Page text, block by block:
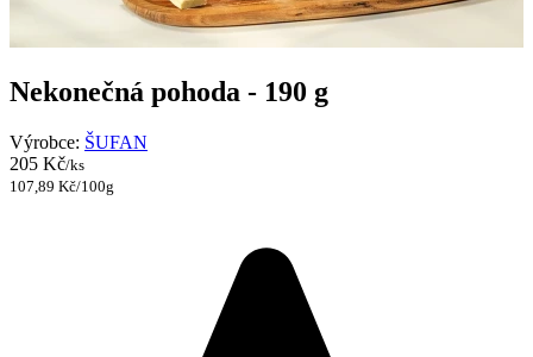
Nekonečná pohoda - 190 g
Výrobce: ŠUFAN
205 Kč/ks
107,89 Kč/100g